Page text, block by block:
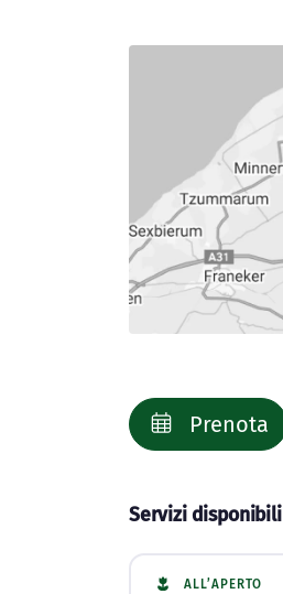
Prenota
Servizi disponibili
ALL’APERTO